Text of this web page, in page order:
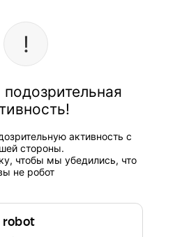
активность с
стороны.
чтобы мы убедились, что
не робот